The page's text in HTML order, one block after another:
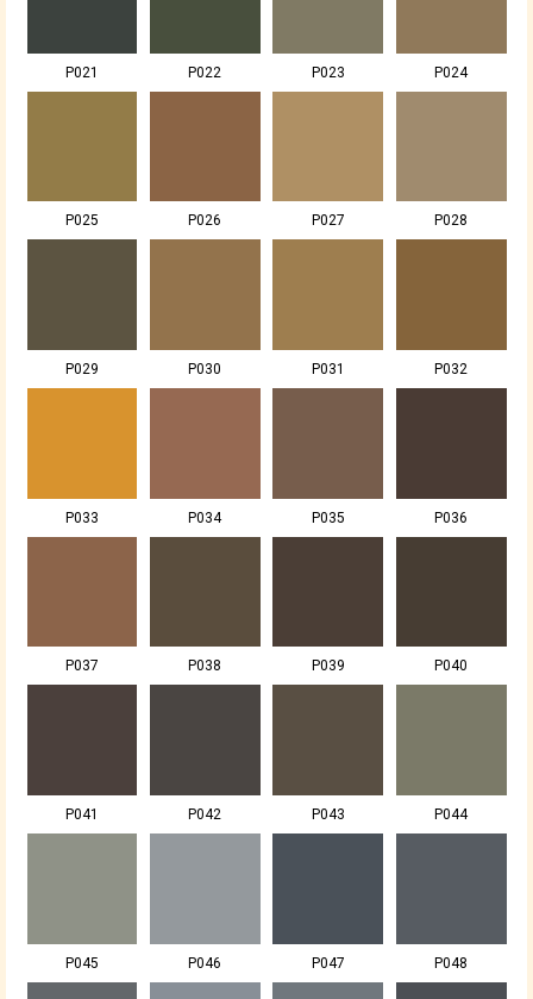
P021 P022 P023 P024
P025 P026 P027 P028
P029 P030 P031 P032
P033 P034 P035 P036
P037 P038 P039 P040
P041 P042 P043 P044
P045 P046 P047 P048